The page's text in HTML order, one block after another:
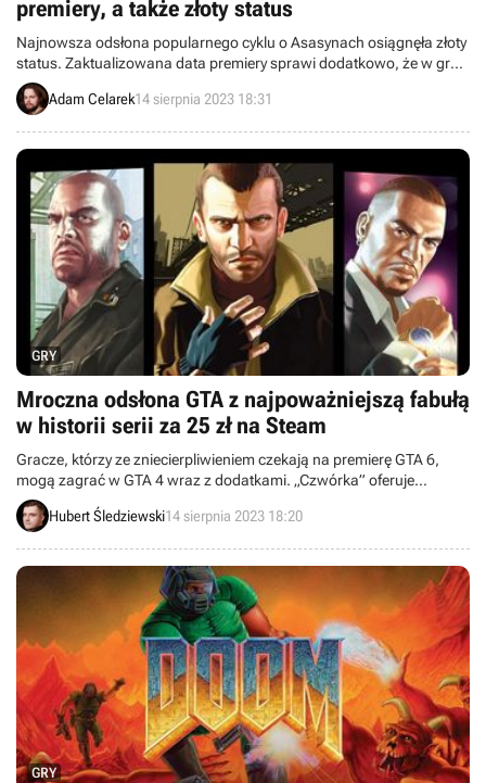
premiery, a także złoty status
Najnowsza odsłona popularnego cyklu o Asasynach osiągnęła złoty
status. Zaktualizowana data premiery sprawi dodatkowo, że w grę
zagramy nieco wcześniej.
Adam Celarek14 sierpnia 2023 18:31
GRY
Mroczna odsłona GTA z najpoważniejszą fabułą
w historii serii za 25 zł na Steam
Gracze, którzy ze zniecierpliwieniem czekają na premierę GTA 6,
mogą zagrać w GTA 4 wraz z dodatkami. „Czwórka” oferuje
najdojrzalszą fabułę w historii serii Rockstara. Można ją obecnie
kupić na Steamie za nieco ponad 25 zł.
Hubert Śledziewski14 sierpnia 2023 18:20
GRY